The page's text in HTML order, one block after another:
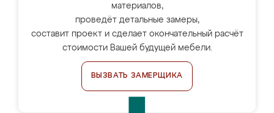
материалов,
проведёт детальные замеры,
составит проект и сделает окончательный расчёт
стоимости Вашей будущей мебели.
ВЫЗВАТЬ ЗАМЕРЩИКА